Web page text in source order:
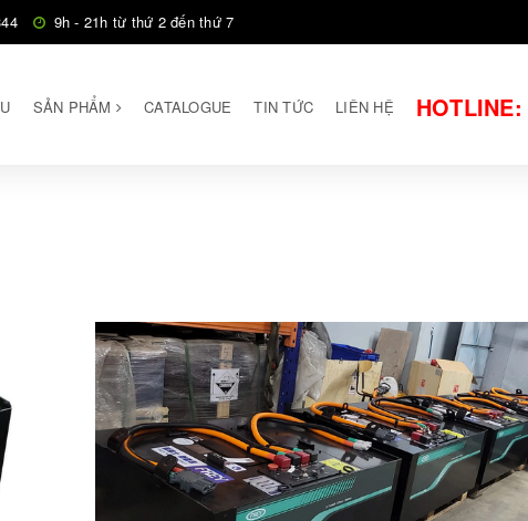
9h - 21h từ thứ 2 đến thứ 7
SẢN PHẨM CATALOGUE TIN TỨC LIÊN HỆ HOTLINE: